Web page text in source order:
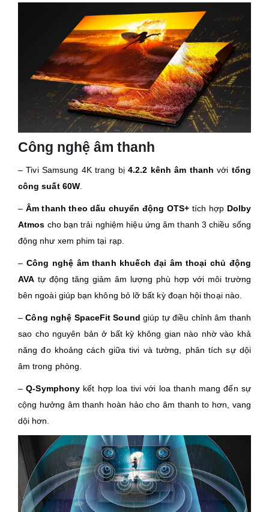
Công nghệ âm thanh
– Tivi Samsung 4K trang bị4.2.2 kênh âm thanh với tổng
công suất 60W.
– Âm thanh theo dấu chuyển động OTS+ tích hợp Dolby
Atmos cho bạn trải nghiệm hiệu ứng âm thanh 3 chiều sống
động như xem phim tại rạp.
– Công nghệ âm thanh khuếch đại âm thoại chủ động
AVA tự động tăng giảm âm lượng phù hợp với môi trường
bên ngoài giúp bạn không bỏ lỡ bất kỳ đoạn hội thoại nào.
–Công nghệ SpaceFit Sound giúp tự điều chỉnh âm thanh
sao cho nguyên bản ở bất kỳ không gian nào nhờ vào khả
năng đo khoảng cách giữa tivi và tường, phân tích sự dội
âm trong phòng.
–Q-Symphony kết hợp loa tivi với loa thanh mang đến sự
cộng hưởng âm thanh hoàn hảo cho âm thanh to hơn, vang
dội hơn.